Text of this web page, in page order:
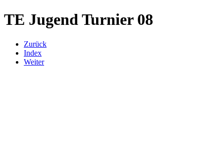
TE Jugend Turnier 08
Zurück
Index
Weiter